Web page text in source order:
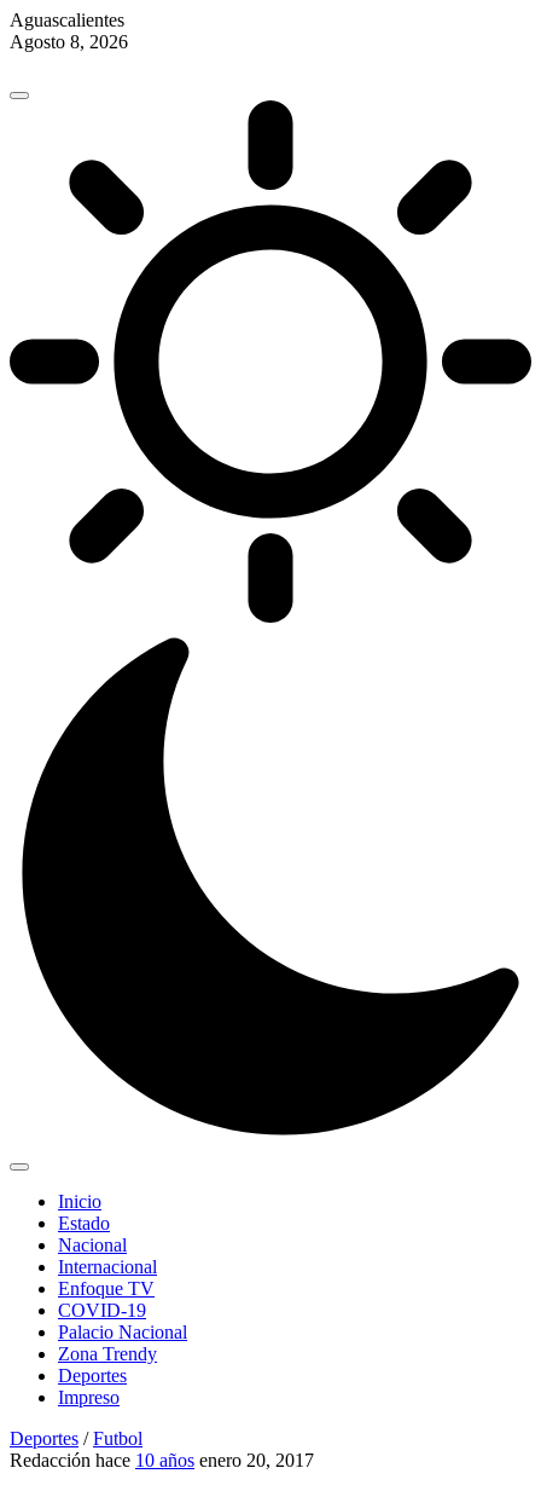
Aguascalientes
Agosto 8, 2026
content
Inicio
Estado
Nacional
Internacional
Enfoque TV
COVID-19
Palacio Nacional
Zona Trendy
Deportes
Impreso
Deportes /Futbol
Redacción hace 10 años enero 20, 2017